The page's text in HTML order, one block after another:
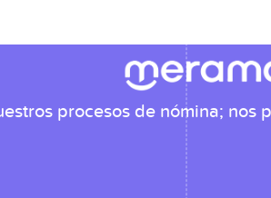
procesos de nómina;